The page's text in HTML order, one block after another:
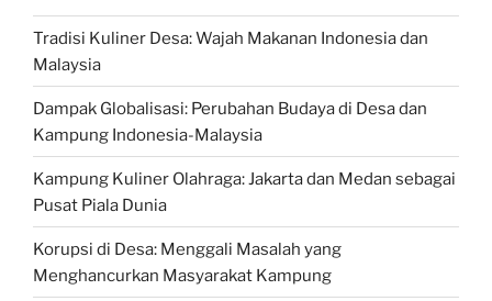
Tradisi Kuliner Desa: Wajah Makanan Indonesia dan
Malaysia
Dampak Globalisasi: Perubahan Budaya di Desa dan
Kampung Indonesia-Malaysia
Kampung Kuliner Olahraga: Jakarta dan Medan sebagai
Pusat Piala Dunia
Korupsi di Desa: Menggali Masalah yang
Menghancurkan Masyarakat Kampung